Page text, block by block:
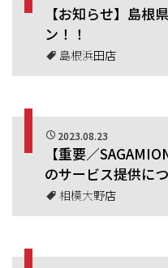
【お知らせ】島根
ン！！
島根浜田店
2023.08.23
【重要／
のサービス提供に
相模大野店